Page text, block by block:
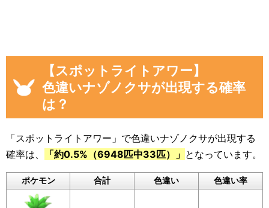
「現時点のナゾノクサを見つけた数(イベント開
始後)」から「イベント開始前のナゾノクサを見
つけた数」を引いた数が自動計算され反映され
るようになっています。
遇した数をぜひ教えてください。
入力いただいた遭遇状況と「フリーコメント」
の内容は画像に反映されるほか、フォームの下
のログに公開されます。
【スポットライトアワー】
色違いナゾノクサが出現する確率
は？
「スポットライトアワー」で色違いナゾノクサが出現する
確率は、
「約0.5%（6948匹中33匹）」 となっています。
ポケモン 合計 色違い 色違い率